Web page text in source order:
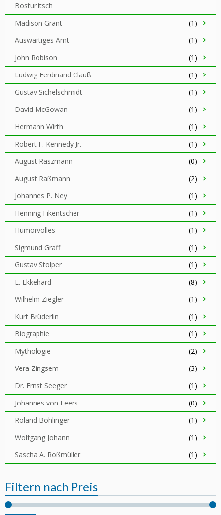
Bostunitsch
Madison Grant
(1)
Auswärtiges Amt
(1)
John Robison
(1)
Ludwig Ferdinand Clauß
(1)
Gustav Sichelschmidt
(1)
David McGowan
(1)
Hermann Wirth
(1)
Robert F. Kennedy Jr.
(1)
August Raszmann
(0)
August Raßmann
(2)
Johannes P. Ney
(1)
Henning Fikentscher
(1)
Humorvolles
(1)
Sigmund Graff
(1)
Gustav Stolper
(1)
E. Ekkehard
(8)
Wilhelm Ziegler
(1)
Kurt Brüderlin
(1)
Biographie
(1)
Mythologie
(2)
Vera Zingsem
(3)
Dr. Ernst Seeger
(1)
Johannes von Leers
(0)
Roland Bohlinger
(1)
Wolfgang Johann
(1)
Sascha A. Roßmüller
(1)
Filtern nach Preis